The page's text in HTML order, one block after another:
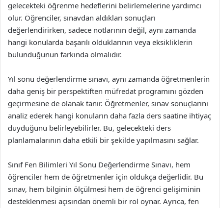
gelecekteki öğrenme hedeflerini belirlemelerine yardımcı
olur. Öğrenciler, sınavdan aldıkları sonuçları
değerlendirirken, sadece notlarının değil, aynı zamanda
hangi konularda başarılı olduklarının veya eksikliklerin
bulunduğunun farkında olmalıdır.
Yıl sonu değerlendirme sınavı, aynı zamanda öğretmenlerin
daha geniş bir perspektiften müfredat programını gözden
geçirmesine de olanak tanır. Öğretmenler, sınav sonuçlarını
analiz ederek hangi konuların daha fazla ders saatine ihtiyaç
duyduğunu belirleyebilirler. Bu, gelecekteki ders
planlamalarının daha etkili bir şekilde yapılmasını sağlar.
Sınıf Fen Bilimleri Yıl Sonu Değerlendirme Sınavı, hem
öğrenciler hem de öğretmenler için oldukça değerlidir. Bu
sınav, hem bilginin ölçülmesi hem de öğrenci gelişiminin
desteklenmesi açısından önemli bir rol oynar. Ayrıca, fen